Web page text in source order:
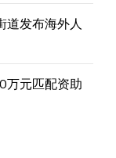
道发布海外人
万元匹配资助